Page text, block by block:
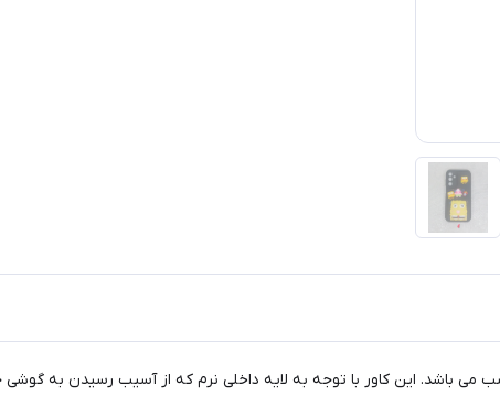
می باشد. این کاور با توجه به لایه داخلی نرم که از آسیب رسیدن به